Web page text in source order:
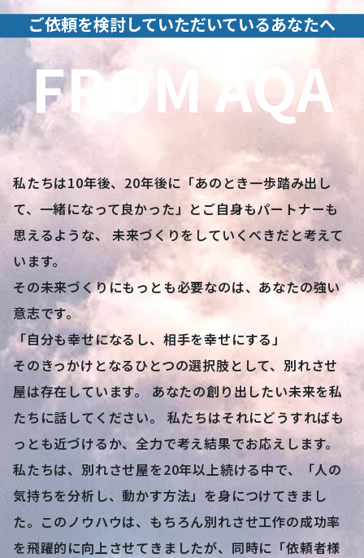
ご依頼を検討していただいているあなたへ
FROM AQA
私たちは10年後、20年後に「あのとき一歩踏み出し
て、一緒になって良かった」とご自身もパートナーも
思えるような、 未来づくりをしていくべきだと考えて
います。
その未来づくりにもっとも必要なのは、あなたの強い
意志です。
「自分も幸せになるし、相手を幸せにする」
そのきっかけとなるひとつの選択肢として、別れさせ
屋は存在しています。 あなたの創り出したい未来を私
たちに話してください。 私たちはそれにどうすればも
っとも近づけるか、全力で考え結果でお応えします。
私たちは、別れさせ屋を20年以上続ける中で、「人の
気持ちを分析し、動かす方法」を身につけてきまし
た。このノウハウは、もちろん別れさせ工作の成功率
を飛躍的に向上させてきましたが、同時に「依頼者様